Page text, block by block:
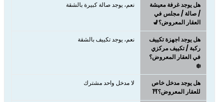
هل يوجد غرفة معيشة
/ صالة / مجلس في
العقار المعروض؟💺
نعم، يوجد صالة كبيرة بالشقة
هل يوجد اجهزة تكييف
ركبة / تكييف مركزي
في العقار المعروض؟
❄️
نعم، يوجد تكييف بالشقة
هل يوجد مدخل خاص
للعقار المعروض؟⛩️
لا مدخل واحد مشترك